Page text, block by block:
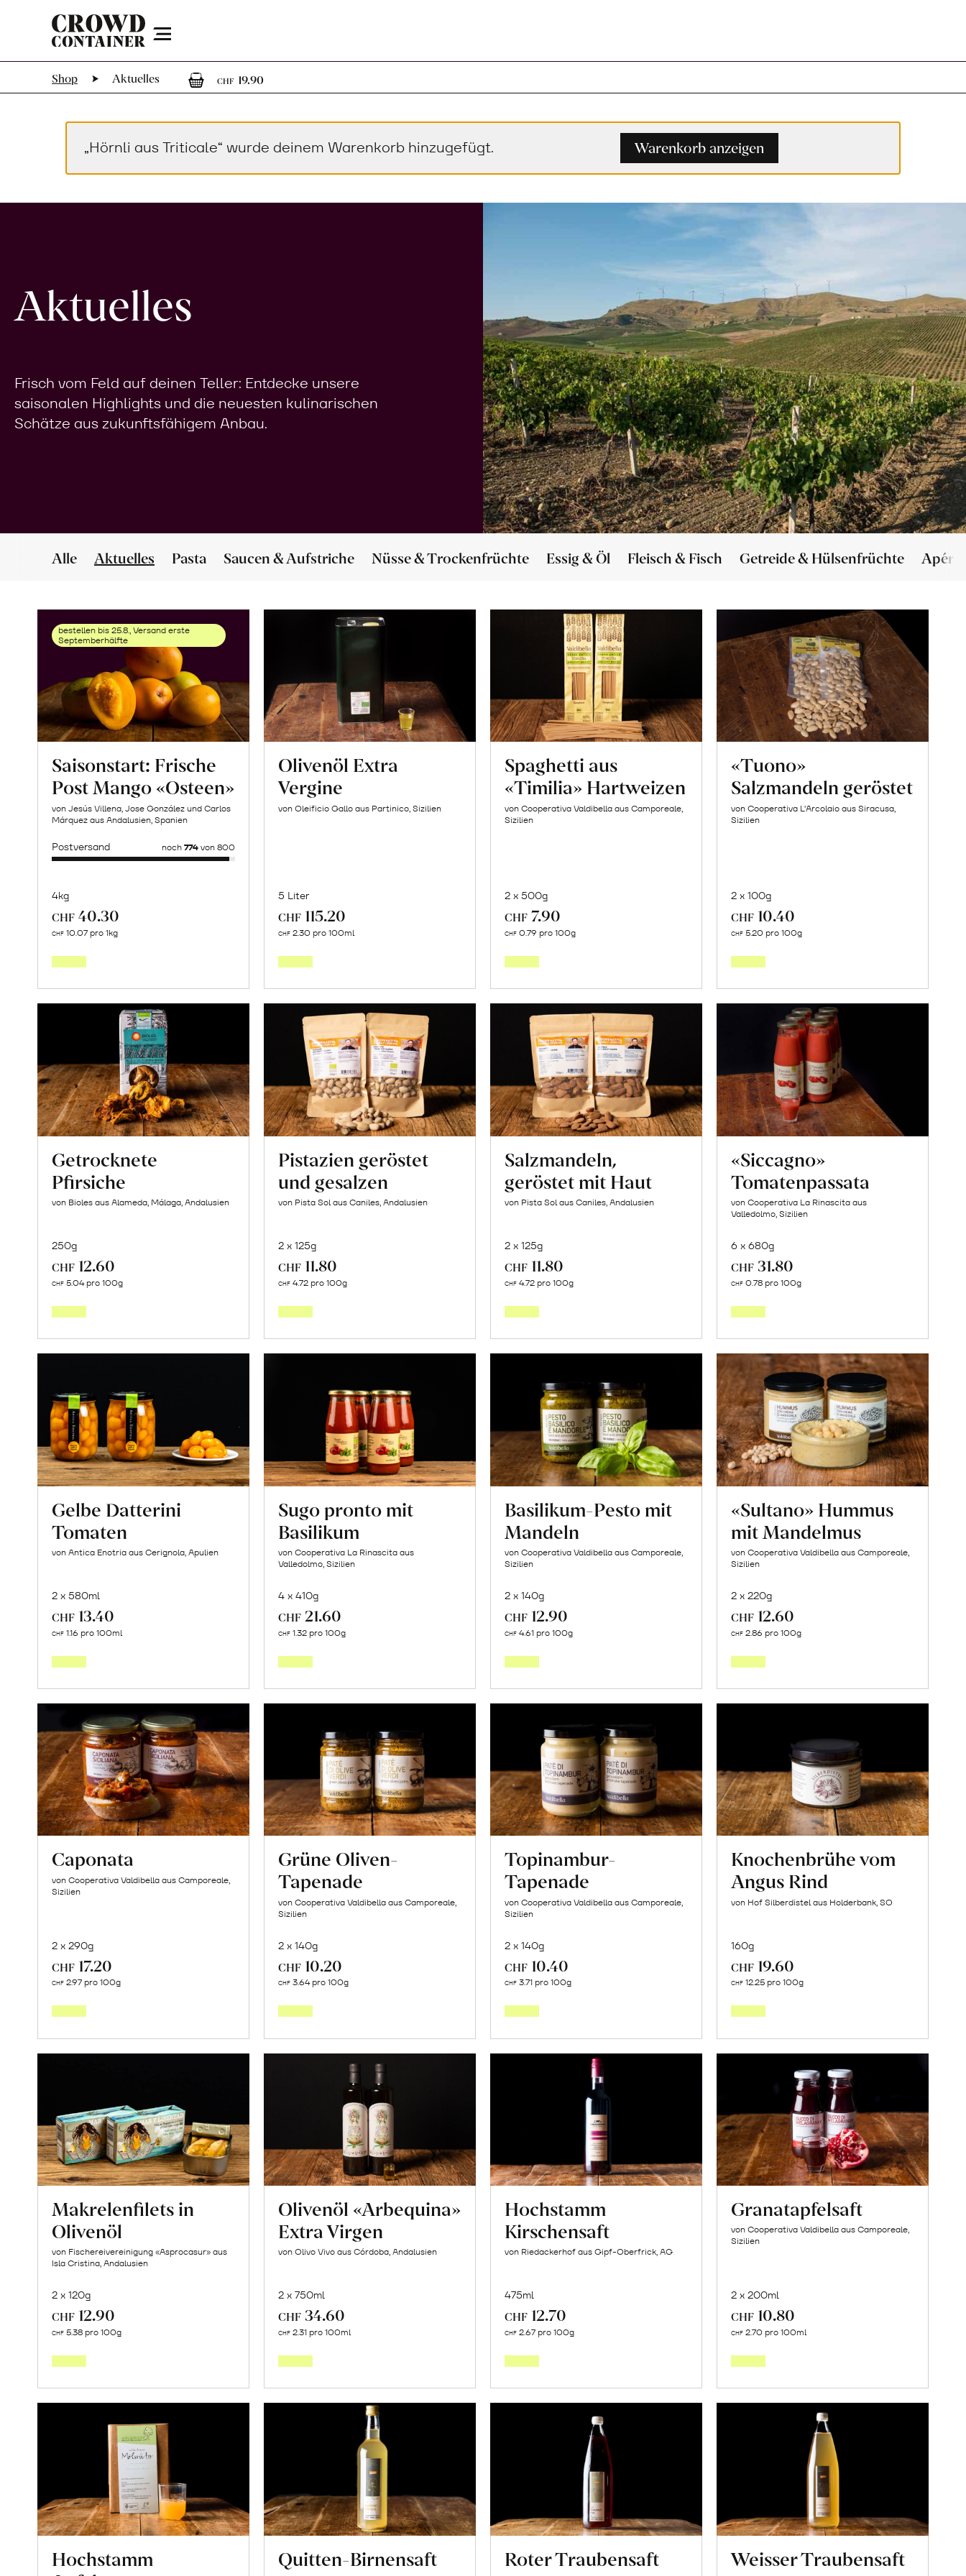
Menu
Shop Aktuelles
CHF 19.901 Artikel im Warenkorb
„Hörnli aus Triticale“ wurde deinem Warenkorb hinzugefügt. Warenkorb anzeigen
Aktuelles
Frisch vom Feld auf deinen Teller: Entdecke unsere
saisonalen Highlights und die neuesten kulinarischen
Schätze aus zukunftsfähigem Anbau.
Alle Aktuelles Pasta Saucen & Aufstriche Nüsse & Trockenfrüchte Essig & Öl Fleisch & Fisch Getreide & Hülsenfrüchte Apéro
bestellen bis 25.8., Versand erste
Septemberhälfte
Saisonstart: Frische
Post Mango «Osteen»
von Jesús Villena, Jose González und Carlos
Márquez aus Andalusien, Spanien
Postversand noch 774von 800
4kg
CHF 40.30
CHF 10.07 pro 1kg
Frische
Post
Mango
«Osteen»
erfahren
Olivenöl Extra
Vergine
von Oleificio Gallo aus Partinico, Sizilien
5 Liter
CHF 115.20
CHF 2.30 pro 100ml
Spaghetti aus
«Timilia» Hartweizen
von Cooperativa Valdibella aus Camporeale,
Sizilien
2 x 500g
CHF 7.90
CHF 0.79 pro 100g
«Tuono»
Salzmandeln geröstet
von Cooperativa L’Arcolaio aus Siracusa,
Sizilien
2 x 100g
CHF 10.40
CHF 5.20 pro 100g
Getrocknete
Pfirsiche
von Bioles aus Alameda, Málaga, Andalusien
250g
CHF 12.60
CHF 5.04 pro 100g
Pistazien geröstet
und gesalzen
von Pista Sol aus Caniles, Andalusien
2 x 125g
CHF 11.80
CHF 4.72 pro 100g
Salzmandeln,
geröstet mit Haut
von Pista Sol aus Caniles, Andalusien
2 x 125g
CHF 11.80
CHF 4.72 pro 100g
«Siccagno»
Tomatenpassata
von Cooperativa La Rinascita aus
Valledolmo, Sizilien
6 x 680g
CHF 31.80
CHF 0.78 pro 100g
Gelbe Datterini
Tomaten
von Antica Enotria aus Cerignola, Apulien
2 x 580ml
CHF 13.40
CHF 1.16 pro 100ml
Sugo pronto mit
Basilikum
von Cooperativa La Rinascita aus
Valledolmo, Sizilien
4 x 410g
CHF 21.60
CHF 1.32 pro 100g
Basilikum-Pesto mit
Mandeln
von Cooperativa Valdibella aus Camporeale,
Sizilien
2 x 140g
CHF 12.90
CHF 4.61 pro 100g
«Sultano» Hummus
mit Mandelmus
von Cooperativa Valdibella aus Camporeale,
Sizilien
2 x 220g
CHF 12.60
CHF 2.86 pro 100g
Caponata
von Cooperativa Valdibella aus Camporeale,
Sizilien
2 x 290g
CHF 17.20
CHF 2.97 pro 100g
Grüne Oliven-
Tapenade
von Cooperativa Valdibella aus Camporeale,
Sizilien
2 x 140g
CHF 10.20
CHF 3.64 pro 100g
Topinambur-
Tapenade
von Cooperativa Valdibella aus Camporeale,
Sizilien
2 x 140g
CHF 10.40
CHF 3.71 pro 100g
Knochenbrühe vom
Angus Rind
von Hof Silberdistel aus Holderbank, SO
160g
CHF 19.60
CHF 12.25 pro 100g
Makrelenfilets in
Olivenöl
von Fischereivereinigung «Asprocasur» aus
Isla Cristina, Andalusien
2 x 120g
CHF 12.90
CHF 5.38 pro 100g
Olivenöl «Arbequina»
Extra Virgen
von Olivo Vivo aus Córdoba, Andalusien
2 x 750ml
CHF 34.60
CHF 2.31 pro 100ml
Hochstamm
Kirschensaft
von Riedackerhof aus Gipf-Oberfrick, AG
475ml
CHF 12.70
CHF 2.67 pro 100g
Granatapfelsaft
von Cooperativa Valdibella aus Camporeale,
Sizilien
2 x 200ml
CHF 10.80
CHF 2.70 pro 100ml
Hochstamm
Quitten-Birnensaft Roter Traubensaft Weisser Traubensaft